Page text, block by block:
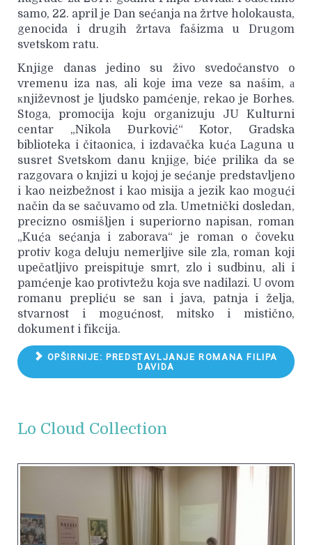
samo, 22. april je Dan sećanja na žrtve holokausta,
genocida i drugih žrtava fašizma u Drugom
svetskom ratu.
Knjige danas jedino su živo svedočanstvo o
vremenu iza nas, ali koje ima veze sa našim, а
кnjiževnost je ljudsko pamćenje, rekao je Borhes.
Stoga, promocija koju organizuju JU Kulturni
centar „Nikola Đurković“ Kotor, Gradska
biblioteka i čitaonica, i izdavačka kuća Laguna u
susret Svetskom danu knjige, biće prilika da se
razgovara o knjizi u kojoj je sećanje predstavljeno
i kao neizbežnost i kao misija a jezik kao mogući
način da se sačuvamo od zla. Umetnički dosledan,
precizno osmišljen i superiorno napisan, roman
„Kuća sećanja i zaborava“ je roman o čoveku
protiv koga deluju nemerljive sile zla, roman koji
upečatljivo preispituje smrt, zlo i sudbinu, ali i
pamćenje kao protivtežu koja sve nadilazi. U ovom
romanu prepliću se san i java, patnja i želja,
stvarnost i mogućnost, mitsko i mistično,
dokument i fikcija.
OPŠIRNIJE: PREDSTAVLJANJE ROMANA FILIPA
DAVIDA
Lo Cloud Collection